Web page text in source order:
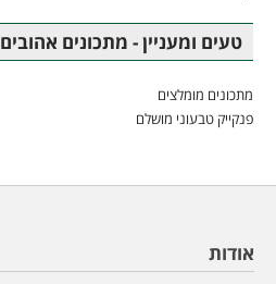
טעים ומעניין - מתכונים אהובים
מתכונים מומלצים
פנקייק טבעוני מושלם
אודות